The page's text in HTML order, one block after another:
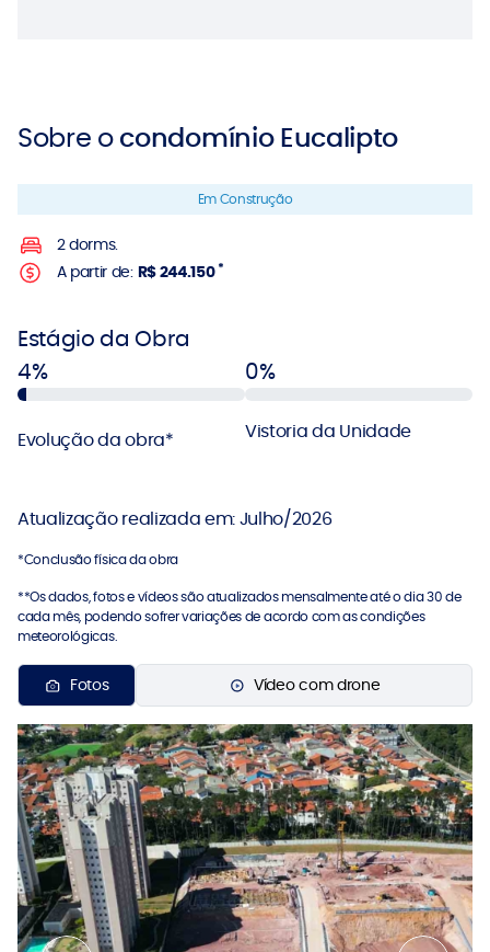
Sobre ocondomínio Eucalipto
Em Construção
2 dorms.
A partir de: R$ 244.150 *
Estágio da Obra
4%
Evolução da obra*
0%
Vistoria da Unidade
Atualização realizada em: Julho/2026
*Conclusão física da obra
**Os dados, fotos e vídeos são atualizados mensalmente até o dia 30 de
cada mês, podendo sofrer variações de acordo com as condições
meteorológicas.
Fotos Vídeo com drone